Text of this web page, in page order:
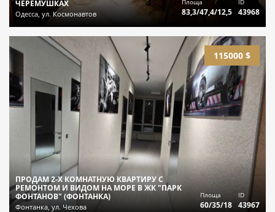
ЧЕРЕМУШКАХ
Одесса, ул. Космонавтов 83,3/47,4/12,5 43968
115000 $
ПРОДАМ 2-Х КОМНАТНУЮ КВАРТИРУ С
РЕМОНТОМ И ВИДОМ НА МОРЕ В ЖК "ПАРК
ФОНТАНОВ" (ФОНТАНКА)
Фонтанка, ул. Чехова
Площа
60/35/18
ID
43967